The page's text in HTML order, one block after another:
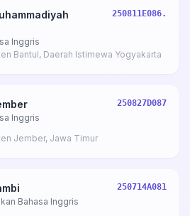
Inggris
250811E086.
Bantul, Daerah Istimewa Yogyakarta
Inggris
250827D087
Jember, Jawa Timur
Bahasa Inggris
250714A081